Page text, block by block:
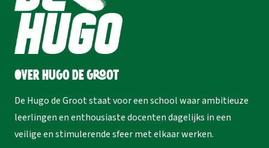
Over Hugo de Groot
De Hugo de Groot staat voor een school waar ambitieuze
leerlingen en enthousiaste docenten dagelijks in een
veilige en stimulerende sfeer met elkaar werken.